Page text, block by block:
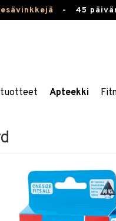
- 45
Apteekki